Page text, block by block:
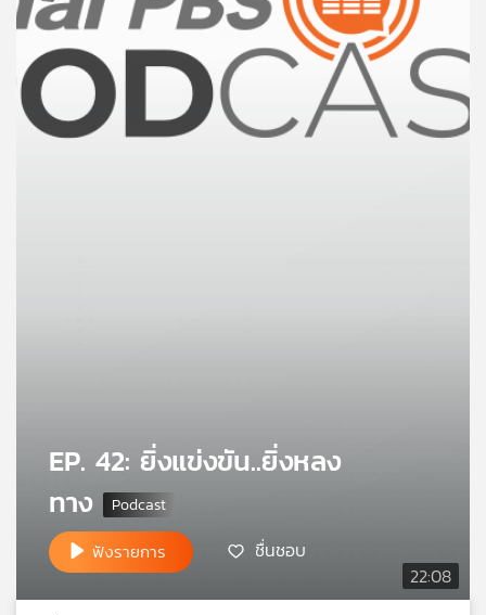
เพล
ย์
ลิ
สต์
ของ
คุณ
เกี่ยว
22:08
EP. 42: ยิ่งแข่งขัน..ยิ่งหลง
ทาง
ฟังรายการ ชื่นชอบ